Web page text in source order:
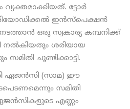
ട്ടോര്‍
ഇന്‍സ്പെക്ഷന്‍
ഒരു സ്വകാര്യ കമ്പനിക്ക്
നല്‍കിയതും ശരിയായ
സമിതി ചൂണ്ടിക്കാട്ടി.
ഏജന്‍സി (സാമ) ഈ
സമിതി
എണ്ണം